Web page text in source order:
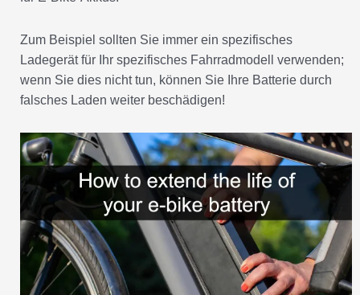
Ladegerät für Ihr spezifisches Fahrradmodell verwenden;
wenn Sie dies nicht tun, können Sie Ihre Batterie durch
falsches Laden weiter beschädigen!